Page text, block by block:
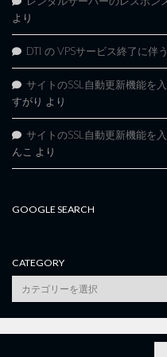
より
DTI の VPSサービス終了に伴
サイトのSSL自動更新機能を
すがり より
サイトのSSL自動更新機能を
んこ より
GOOGLE SEARCH
CATEGORY
category